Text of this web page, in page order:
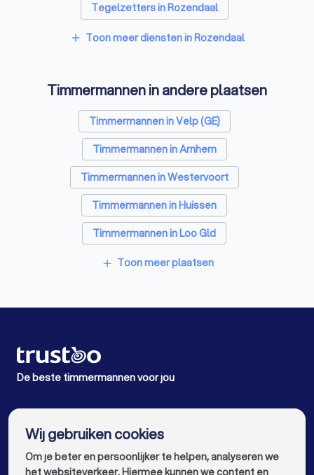
Tegelzetters in Rozendaal
Sloopbedrijven in Rozendaal
Opslagruimtes in Rozendaal
Metselaars in Rozendaal
add Toon meer diensten in Rozendaal
Timmermannen in andere plaatsen
Timmermannen in Velp (GE)
Timmermannen in Arnhem
Timmermannen in Westervoort
Timmermannen in Huissen
Timmermannen in Loo Gld
Timmermannen in Oosterbeek
Timmermannen in Amsterdam
Timmermannen in Den Haag
Timmermannen in Utrecht
add Toon meer plaatsen
De beste timmermannen voor jou
Wij gebruiken cookies
Om je beter en persoonlijker te helpen, analyseren we
het websiteverkeer. Hiermee kunnen we content en